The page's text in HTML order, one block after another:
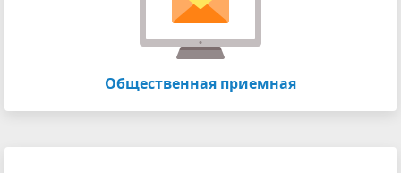
Общественная приемная